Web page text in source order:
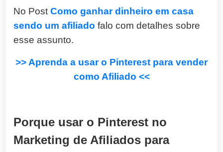
No Post Como ganhar dinheiro em casa
sendo um afiliado falo com detalhes sobre
esse assunto.
>> Aprenda a usar o Pinterest para vender
como Afiliado <<
Porque usar o Pinterest no
Marketing de Afiliados para